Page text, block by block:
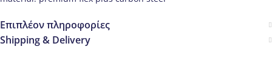
Επιπλέον πληροφορίες
Shipping & Delivery